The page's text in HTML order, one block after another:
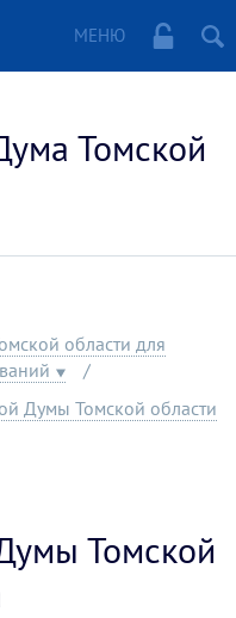
МЕНЮ
Томской
области для
Думы Томской области
Томской